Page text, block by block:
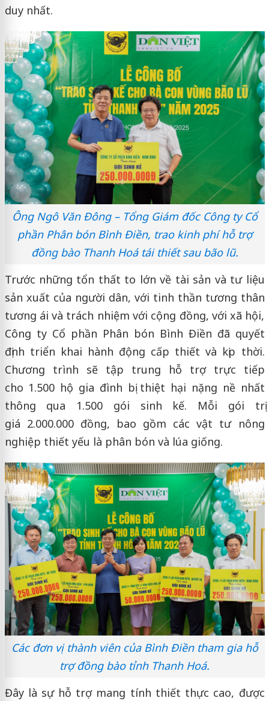
duy nhất.
Ông Ngô Văn Đông – Tổng Giám đốc Công ty Cổ
phần Phân bón Bình Điền, trao kinh phí hỗ trợ
đồng bào Thanh Hoá tái thiết sau bão lũ.
Trước những tổn thất to lớn về tài sản và tư liệu
sản xuất của người dân, với tinh thần tương thân
tương ái và trách nhiệm với cộng đồng, với xã hội,
Công ty Cổ phần Phân bón Bình Điền đã quyết
định triển khai hành động cấp thiết và kịp thời.
Chương trình sẽ tập trung hỗ trợ trực tiếp
cho 1.500 hộ gia đình bị thiệt hại nặng nề nhất
thông qua 1.500 gói sinh kế. Mỗi gói trị
giá 2.000.000 đồng, bao gồm các vật tư nông
nghiệp thiết yếu là phân bón và lúa giống.
Các đơn vị thành viên của Bình Điền tham gia hỗ
trợ đồng bào tỉnh Thanh Hoá.
Đây là sự hỗ trợ mang tính thiết thực cao, được